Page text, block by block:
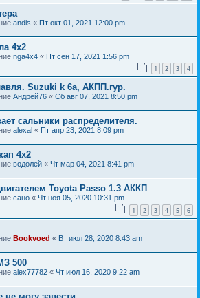
andis « Пт окт 01, 2021 12:00 pm
4х2
nga4x4 « Пт сен 17, 2021 1:56 pm
1 2 3 4
Suzuki k 6a, АКПП.гур.
Андрей76 « Сб авг 07, 2021 8:50 pm
сальники распределителя.
alexal « Пт апр 23, 2021 8:09 pm
4х2
водолей « Чт мар 04, 2021 8:41 pm
Toyota Passo 1.3 АККП
сано « Чт ноя 05, 2020 10:31 pm
1 2 3 4 5 6
Bookvoed « Вт июл 28, 2020 8:43 am
500
alex77782 « Чт июл 16, 2020 9:22 am